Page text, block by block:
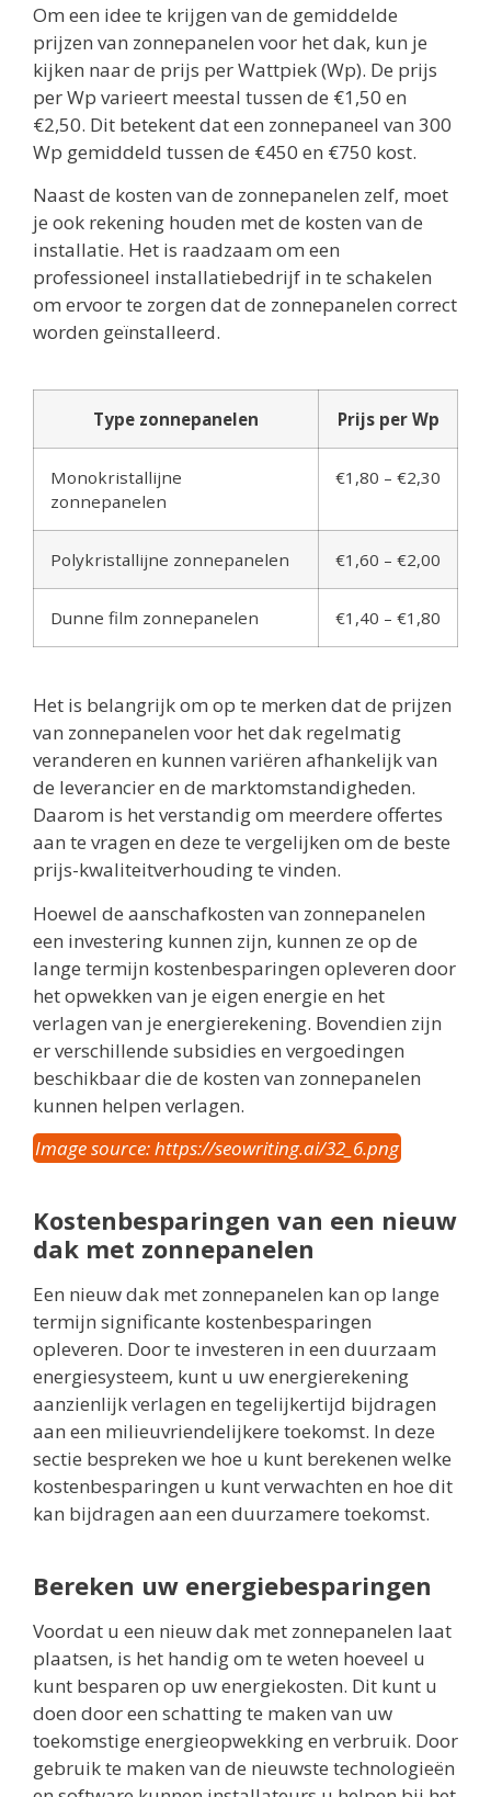
Om een idee te krijgen van de gemiddelde
prijzen van zonnepanelen voor het dak, kun je
kijken naar de prijs per Wattpiek (Wp). De prijs
per Wp varieert meestal tussen de €1,50 en
€2,50. Dit betekent dat een zonnepaneel van 300
Wp gemiddeld tussen de €450 en €750 kost.
Naast de kosten van de zonnepanelen zelf, moet
je ook rekening houden met de kosten van de
installatie. Het is raadzaam om een
professioneel installatiebedrijf in te schakelen
om ervoor te zorgen dat de zonnepanelen correct
worden geïnstalleerd.
Type zonnepanelen Prijs per Wp
Monokristallijne
zonnepanelen
€1,80 – €2,30
Polykristallijne zonnepanelen €1,60 – €2,00
Dunne film zonnepanelen €1,40 – €1,80
Het is belangrijk om op te merken dat de prijzen
van zonnepanelen voor het dak regelmatig
veranderen en kunnen variëren afhankelijk van
de leverancier en de marktomstandigheden.
Daarom is het verstandig om meerdere offertes
aan te vragen en deze te vergelijken om de beste
prijs-kwaliteitverhouding te vinden.
Hoewel de aanschafkosten van zonnepanelen
een investering kunnen zijn, kunnen ze op de
lange termijn kostenbesparingen opleveren door
het opwekken van je eigen energie en het
verlagen van je energierekening. Bovendien zijn
er verschillende subsidies en vergoedingen
beschikbaar die de kosten van zonnepanelen
kunnen helpen verlagen.
Image source: https://seowriting.ai/32_6.png
Kostenbesparingen van een nieuw
dak met zonnepanelen
Een nieuw dak met zonnepanelen kan op lange
termijn significante kostenbesparingen
opleveren. Door te investeren in een duurzaam
energiesysteem, kunt u uw energierekening
aanzienlijk verlagen en tegelijkertijd bijdragen
aan een milieuvriendelijkere toekomst. In deze
sectie bespreken we hoe u kunt berekenen welke
kostenbesparingen u kunt verwachten en hoe dit
kan bijdragen aan een duurzamere toekomst.
Bereken uw energiebesparingen
Voordat u een nieuw dak met zonnepanelen laat
plaatsen, is het handig om te weten hoeveel u
kunt besparen op uw energiekosten. Dit kunt u
doen door een schatting te maken van uw
toekomstige energieopwekking en verbruik. Door
gebruik te maken van de nieuwste technologieën